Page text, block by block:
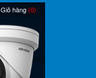
Giỏ hàng(0)